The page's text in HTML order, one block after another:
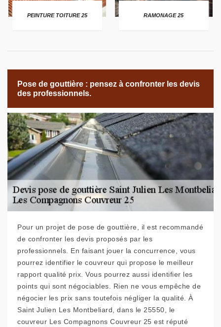
PEINTURE TOITURE 25 RAMONAGE 25
Pose de gouttière : pensez à confronter les devis
des professionnels.
Pour un projet de pose de gouttière, il est recommandé
de confronter les devis proposés par les
professionnels. En faisant jouer la concurrence, vous
pourrez identifier le couvreur qui propose le meilleur
rapport qualité prix. Vous pourrez aussi identifier les
points qui sont négociables. Rien ne vous empêche de
négocier les prix sans toutefois négliger la qualité. À
Saint Julien Les Montbeliard, dans le 25550, le
couvreur Les Compagnons Couvreur 25 est réputé